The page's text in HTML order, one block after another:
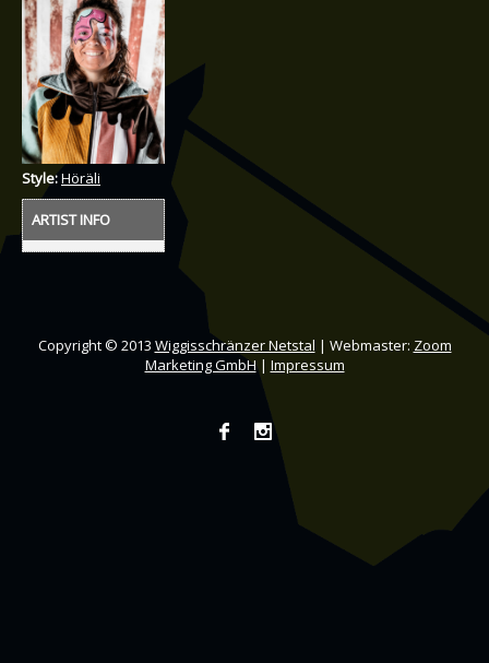
Style:Höräli
ARTIST INFO
Copyright © 2013 Wiggisschränzer Netstal | Webmaster: Zoom
Marketing GmbH | Impressum